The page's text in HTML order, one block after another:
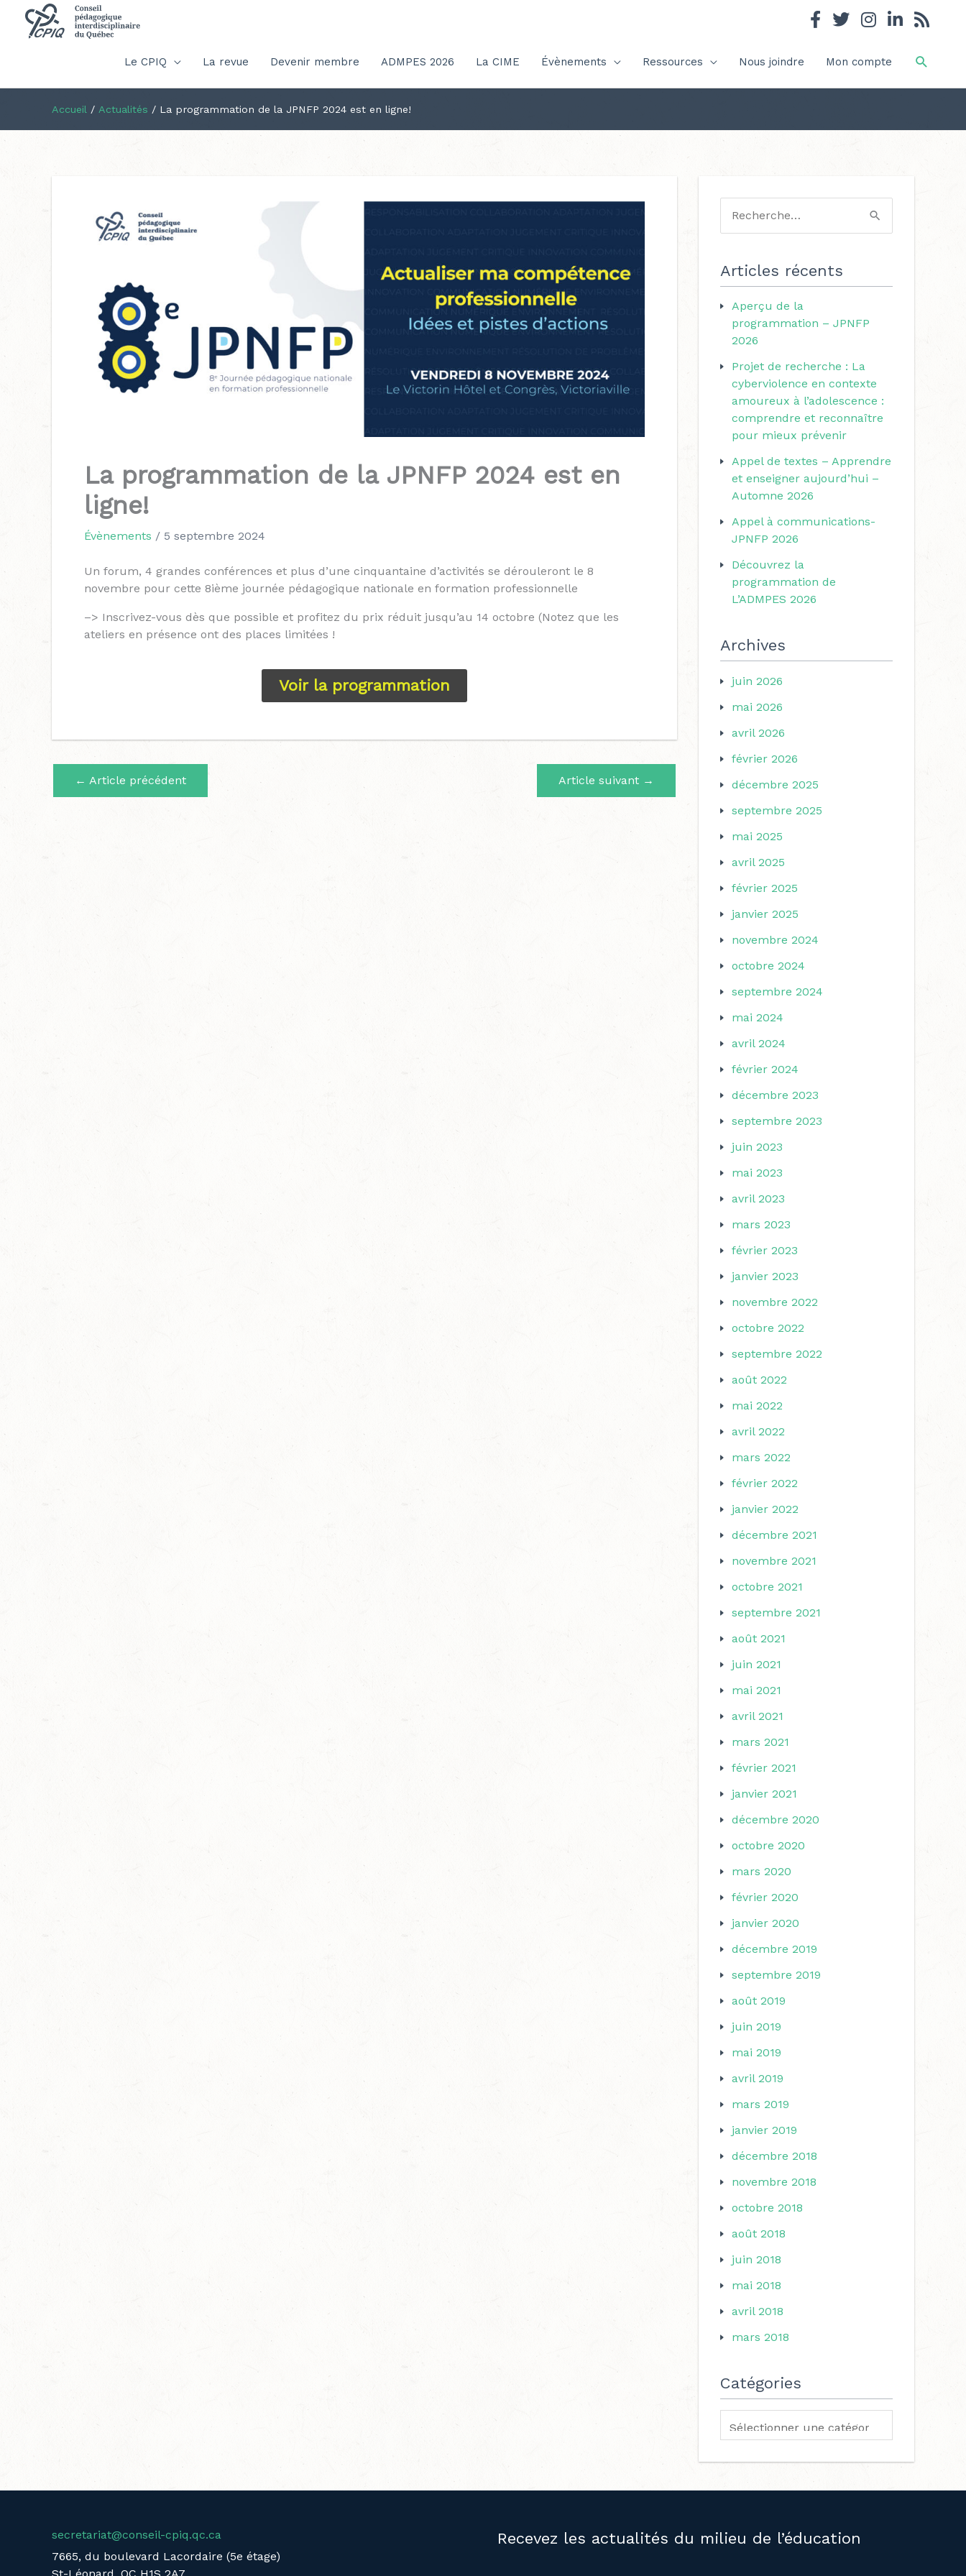
Le CPIQ La revue Devenir membre ADMPES 2026 La CIME Évènements Ressources Nous joindre Mon compte
Accueil / Actualités / La programmation de la JPNFP 2024 est en ligne!
La programmation de la JPNFP 2024 est en
ligne!
Évènements / 5 septembre 2024
Un forum, 4 grandes conférences et plus d’une cinquantaine d’activités se dérouleront le 8
novembre pour cette 8ième journée pédagogique nationale en formation professionnelle
–> Inscrivez-vous dès que possible et profitez du prix réduit jusqu’au 14 octobre (Notez que les
ateliers en présence ont des places limitées !
Voir la programmation
← Article précédent Article suivant →
c
h
e
Articles récents
Aperçu de la
programmation – JPNFP
2026
Projet de recherche : La
cyberviolence en contexte
amoureux à l’adolescence :
comprendre et reconnaître
pour mieux prévenir
Appel de textes – Apprendre
et enseigner aujourd’hui –
Automne 2026
Appel à communications-
JPNFP 2026
Découvrez la
programmation de
L’ADMPES 2026
Archives
juin 2026
mai 2026
avril 2026
février 2026
décembre 2025
septembre 2025
mai 2025
avril 2025
février 2025
janvier 2025
novembre 2024
octobre 2024
septembre 2024
mai 2024
avril 2024
février 2024
décembre 2023
septembre 2023
juin 2023
mai 2023
avril 2023
mars 2023
février 2023
janvier 2023
novembre 2022
octobre 2022
septembre 2022
août 2022
mai 2022
avril 2022
mars 2022
février 2022
janvier 2022
décembre 2021
novembre 2021
octobre 2021
septembre 2021
août 2021
juin 2021
mai 2021
avril 2021
mars 2021
février 2021
janvier 2021
décembre 2020
octobre 2020
mars 2020
février 2020
janvier 2020
décembre 2019
septembre 2019
août 2019
juin 2019
mai 2019
avril 2019
mars 2019
janvier 2019
décembre 2018
novembre 2018
octobre 2018
août 2018
juin 2018
mai 2018
avril 2018
mars 2018
Catégories
t
g
o
e
secretariat@conseil-cpiq.qc.ca
7665, du boulevard Lacordaire (5e étage)
Recevez les actualités du milieu de l’éducation